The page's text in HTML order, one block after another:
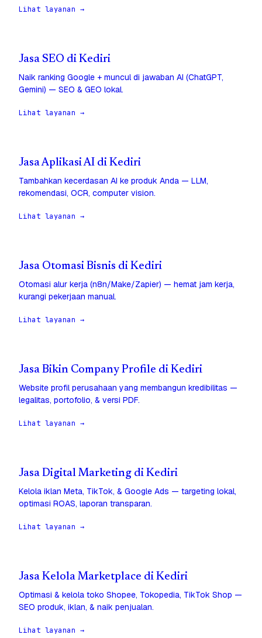
Lihat layanan →
Jasa SEO di Kediri
Naik ranking Google + muncul di jawaban AI (ChatGPT,
Gemini) — SEO & GEO lokal.
Lihat layanan →
Jasa Aplikasi AI di Kediri
Tambahkan kecerdasan AI ke produk Anda — LLM,
rekomendasi, OCR, computer vision.
Lihat layanan →
Jasa Otomasi Bisnis di Kediri
Otomasi alur kerja (n8n/Make/Zapier) — hemat jam kerja,
kurangi pekerjaan manual.
Lihat layanan →
Jasa Bikin Company Profile di Kediri
Website profil perusahaan yang membangun kredibilitas —
legalitas, portofolio, & versi PDF.
Lihat layanan →
Jasa Digital Marketing di Kediri
Kelola iklan Meta, TikTok, & Google Ads — targeting lokal,
optimasi ROAS, laporan transparan.
Lihat layanan →
Jasa Kelola Marketplace di Kediri
Optimasi & kelola toko Shopee, Tokopedia, TikTok Shop —
SEO produk, iklan, & naik penjualan.
Lihat layanan →